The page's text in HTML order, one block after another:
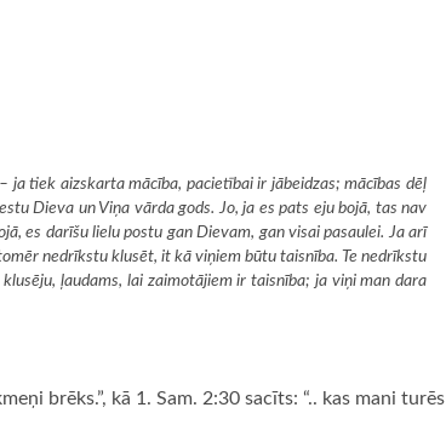
ja tiek aizskarta mācība, pacietībai ir jābeidzas; mācības dēļ
Dieva un Viņa vārda gods. Jo, ja es pats eju bojā, tas nav
es darīšu lielu postu gan Dievam, gan visai pasaulei. Ja arī
nedrīkstu klusēt, it kā viņiem būtu taisnība. Te nedrīkstu
ļaudams, lai zaimotājiem ir taisnība; ja viņi man dara
brēks.”, kā 1. Sam. 2:30 sacīts: “.. kas mani turēs